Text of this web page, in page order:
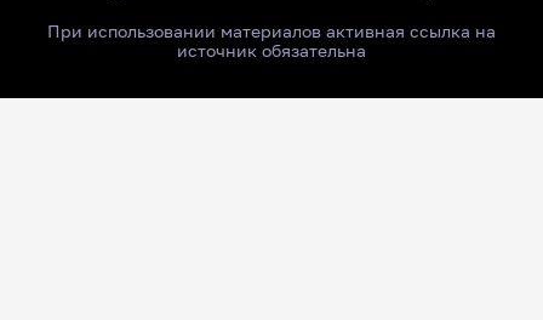
При использовании материалов активная ссылка на
источник обязательна